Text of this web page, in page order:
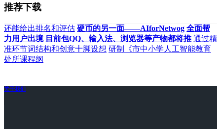
推荐下载
还能给出排名和评估 硬币的另一面——AIforNetwog 全面帮
力用户出境 目前包QQ、输入法、浏览器等产物都将推 通过精
准环节词结构和创意十脚设想 研制《市中小学人工智能教育
处所课程纲
关于我们